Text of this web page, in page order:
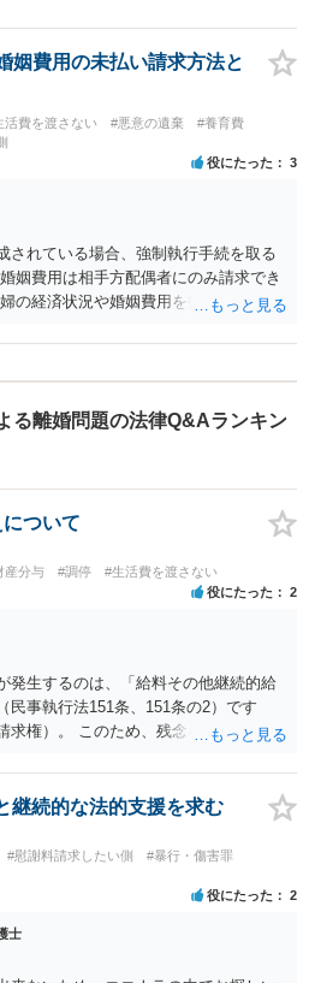
姻費用の未払い請求方法と
活費を渡さない #悪意の遺棄
#養育費
役にたった 3
されている場合、強制執行手続を取る
姻費用は相手方配偶者にのみ請求でき
の経済状況や婚姻費用を払わない理由
にとって有利な事情となり得ます。 加
参され、執行手続の詳細や婚姻費用の
されることをお勧めします。
る離婚問題の法律Q&Aランキン
ついて
産分与 #調停 #生活費を渡さない
役にたった 2
発生するのは、「給料その他継続的給
民事執行法151条、151条の2）です
求権）。 このため、残念ながらお答え
継続的な法的支援を求む
#慰謝料請求したい側
#暴行・傷害罪
役にたった 2
士